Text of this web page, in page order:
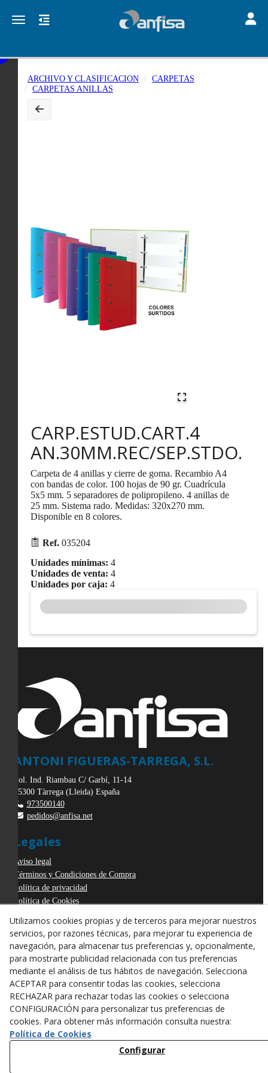
Toggle navigation
ARCHIVO Y CLASIFICACION
CARPETAS
CARPETAS ANILLAS
CARP.ESTUD.CART.4
AN.30MM.REC/SEP.STDO.
Carpeta de 4 anillas y cierre de goma. Recambio A4
con bandas de color. 100 hojas de 90 gr. Cuadrícula
5x5 mm. 5 separadores de polipropileno. 4 anillas de
25 mm. Sistema rado. Medidas: 320x270 mm.
Disponible en 8 colores.
Ref. 035204
Unidades mínimas: 4
Unidades de venta: 4
Unidades por caja: 4
ANTONI FIGUERAS-TARREGA, S.L.
Pol. Ind. Riambau C/ Garbí, 11-14
25300 Tàrrega (Lleida) España
973500140
pedidos@anfisa.net
Legales
Aviso legal
Términos y Condiciones de Compra
Política de privacidad
Política de Cookies
Derecho de desistimiento
Utilizamos cookies propias y de terceros para mejorar nuestros
servicios, por razones técnicas, para mejorar tu experiencia de
navegación, para almacenar tus preferencias y, opcionalmente,
para mostrarte publicidad relacionada con tus preferencias
mediante el análisis de tus hábitos de navegación. Selecciona
ACEPTAR para consentir todas las cookies, selecciona
RECHAZAR para rechazar todas las cookies o selecciona
CONFIGURACIÓN para personalizar tus preferencias de
cookies. Para obtener más información consulta nuestra:
Política de Cookies
Configurar